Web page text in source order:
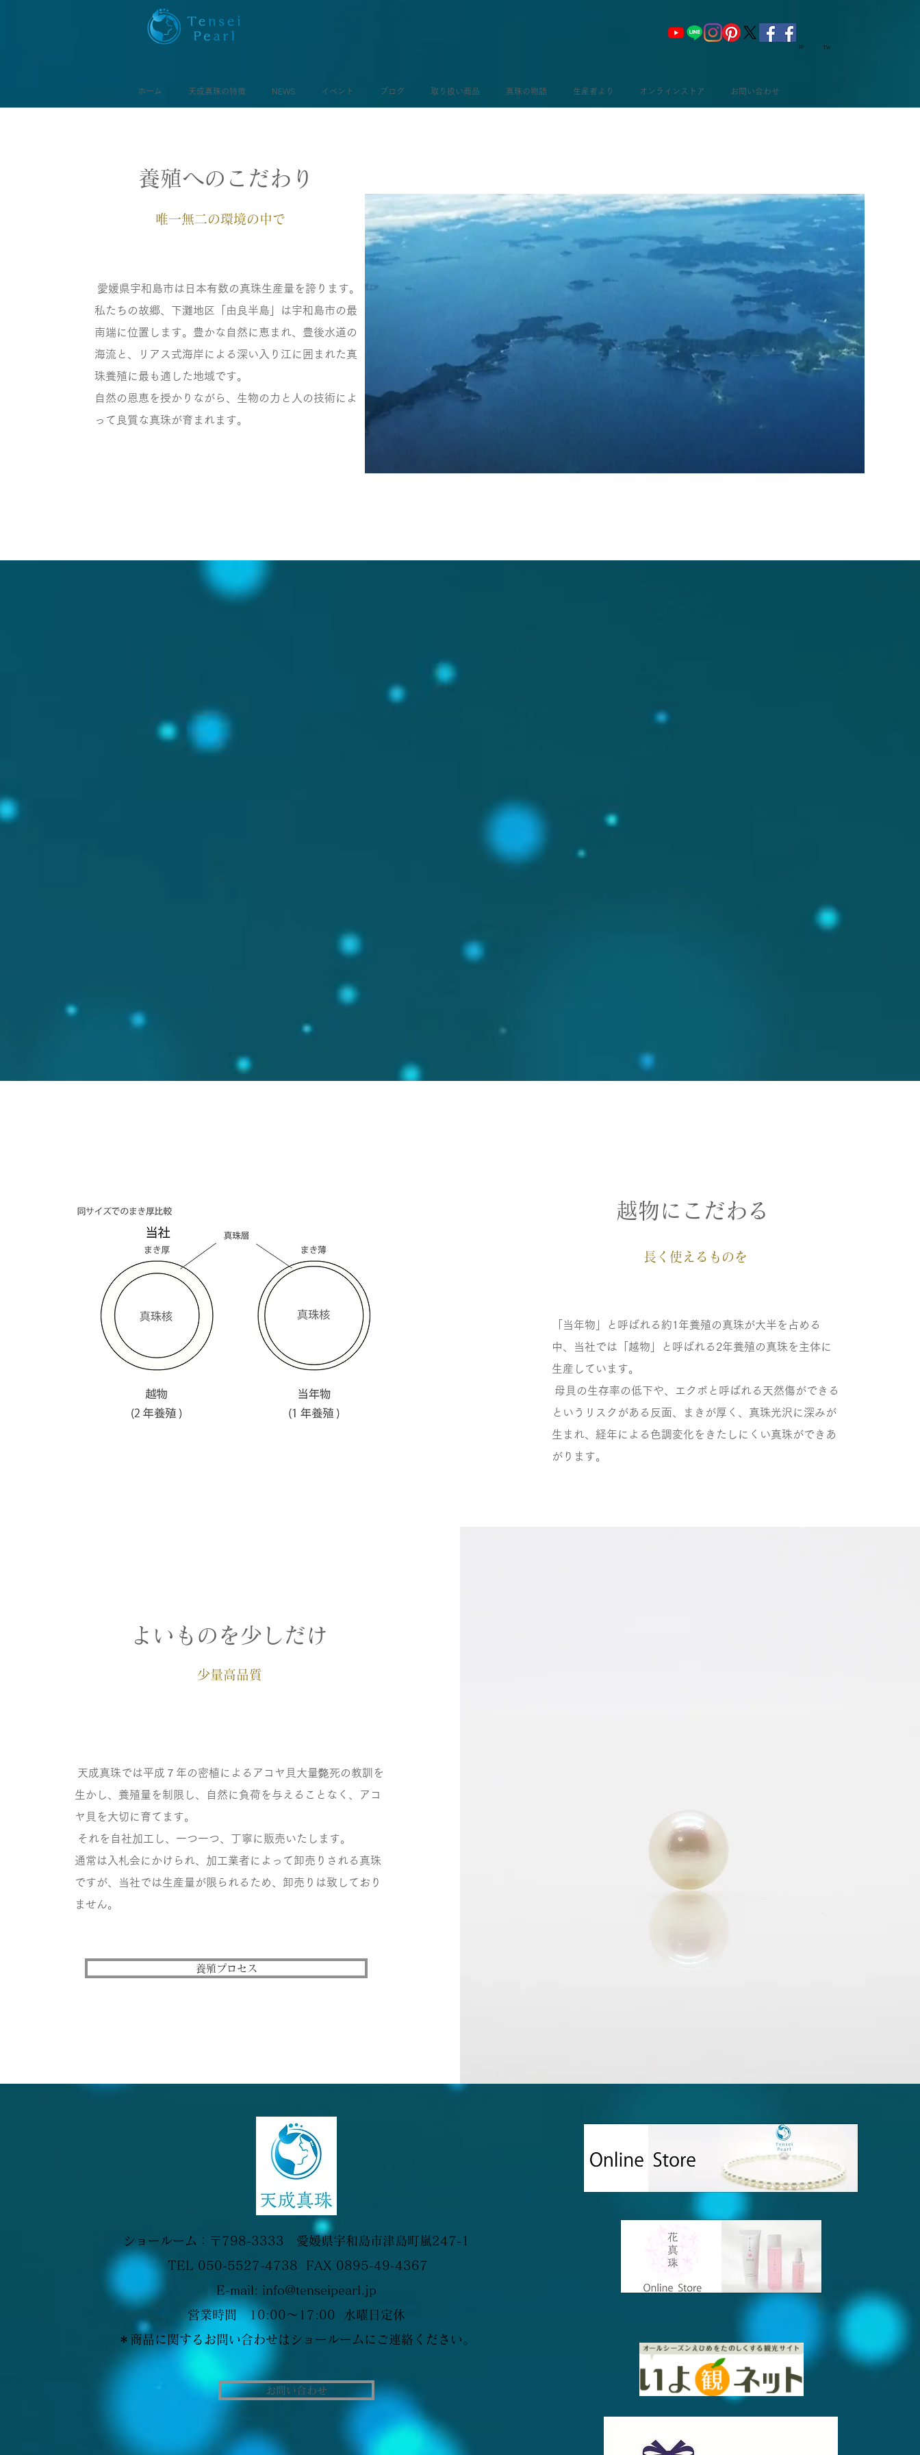
​JP TW
ホーム 天成真珠の特徴 NEWS イベント ブログ 取り扱い商品 真珠の物語 生産者より オンラインストア お問い合わせ
養殖へのこだわり
唯一無二の環境の中で
愛媛県宇和島市は日本有数の真珠生産量を誇ります。
私たちの故郷、下灘地区「由良半島」は宇和島市の最
南端に位置します。豊かな自然に恵まれ、豊後水道の
海流と、リアス式海岸による深い入り江に囲まれた真
珠養殖に最も適した地域です。
自然の恩恵を授かりながら、生物の力と人の技術によ
って良質な真珠が育まれます。
​越物にこだわる
長く使えるものを
「当年物」と呼ばれる約1年養殖の真珠が大半を占める
中、当社では「越物」と呼ばれる2年養殖の真珠を主体に
生産しています。
母貝の生存率の低下や、エクボと呼ばれる天然傷ができる
というリスクがある反面、まきが厚く、真珠光沢に深みが
生まれ、経年による色調変化をきたしにくい真珠ができあ
がります。
​よいものを少しだけ
​少量高品質
天成真珠では平成７年の密植によるアコヤ貝大量斃死の教訓を
生かし、養殖量を制限し、自然に負荷を与えることなく、アコ
ヤ貝を大切に育てます。
それを自社加工し、一つ一つ、丁寧に販売いたします。
通常は入札会にかけられ、加工業者によって卸売りされる真珠
ですが、当社では生産量が限られるため、卸売りは致しており
ません。
養殖プロセス
​ショールーム：〒798-3333 愛媛県宇和島市津島町嵐247-1
​TEL 050-5527-4738 FAX 0895-49-4367
​E-mail: info@tenseipearl.jp
営業時間 10:00～17:00 水曜日定休
＊商品に関するお問い合わせはショールームにご連絡ください。
お問い合わせ